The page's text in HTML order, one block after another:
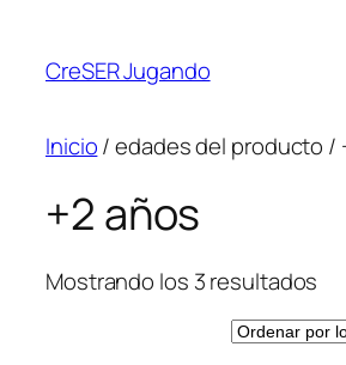
CreSER Jugando
Inicio/ edades del producto /
+2 años
Mostrando los 3 resultados